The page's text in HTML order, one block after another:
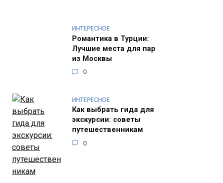
ИНТЕРЕСНОЕ
Романтика в Турции:
Лучшие места для пар
из Москвы
0
ИНТЕРЕСНОЕ
Как выбрать гида для
экскурсии: советы
путешественникам
0